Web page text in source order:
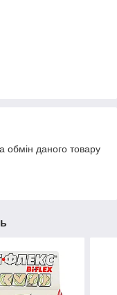
обмін даного товару